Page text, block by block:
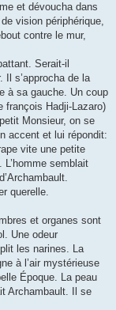
et dévoucha dans
vision périphérique,
contre le mur,
Serait-il
Il s’approcha de la
à sa gauche. Un coup
françois Hadji-Lazaro)
Monsieur, on se
accent et lui répondit:
vite une petite
L’homme semblait
querelle.
et organes sont
Une odeur
les narines. La
à l’air mystérieuse
Époque. La peau
Archambault. Il se